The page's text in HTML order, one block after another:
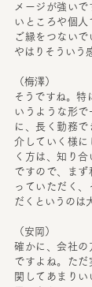
メージが強い
いところや個
ご縁をつない
やはりそういう
（梅澤）
そうですね。特
いうような形
に、長く勤務
介していく様に
く方は、知り
ですので、まず
っていただく
だくというのは
（安岡）
確かに、会社の
ですよね。ただ
関してあまりい